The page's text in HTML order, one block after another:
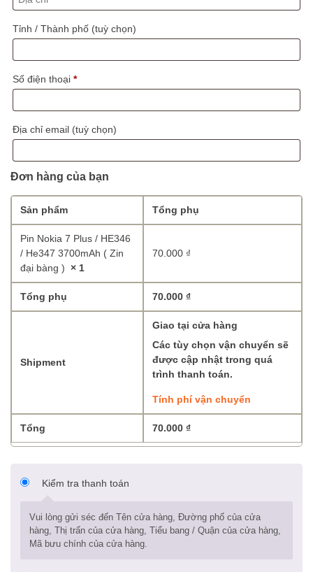
Tỉnh / Thành phố (tuỳ chọn)
Số điện thoại *
Địa chỉ email (tuỳ chọn)
Đơn hàng của bạn
Sản phẩm Tổng phụ
Pin Nokia 7 Plus / HE346
/ He347 3700mAh ( Zin
đại bàng ) × 1
70.000 ₫
Tổng phụ 70.000 ₫
Shipment
Giao tại cửa hàng
Các tùy chọn vận chuyển sẽ
được cập nhật trong quá
trình thanh toán.
Tính phí vận chuyển
Tổng 70.000 ₫
Kiểm tra thanh toán
Vui lòng gửi séc đến Tên cửa hàng, Đường phố của cửa
hàng, Thị trấn của cửa hàng, Tiểu bang / Quận của cửa hàng,
Mã bưu chính của cửa hàng.